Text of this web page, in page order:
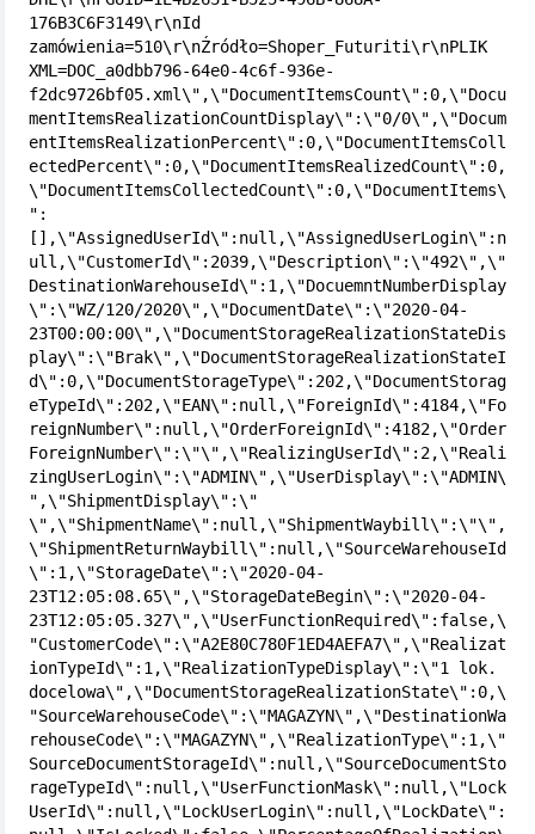
176B3C6F3149\r\nId
zamówienia=510\r\nŹródło=Shoper_Futuriti\r\nPLIK
XML=DOC_a0dbb796-64e0-4c6f-936e-
f2dc9726bf05.xml\",\"DocumentItemsCount\":0,\"Docu
mentItemsRealizationCountDisplay\":\"0/0\",\"Docum
entItemsRealizationPercent\":0,\"DocumentItemsColl
ectedPercent\":0,\"DocumentItemsRealizedCount\":0,
\"DocumentItemsCollectedCount\":0,\"DocumentItems\
":
[],\"AssignedUserId\":null,\"AssignedUserLogin\":n
ull,\"CustomerId\":2039,\"Description\":\"492\",\"
DestinationWarehouseId\":1,\"DocuemntNumberDisplay
\":\"WZ/120/2020\",\"DocumentDate\":\"2020-04-
23T00:00:00\",\"DocumentStorageRealizationStateDis
play\":\"Brak\",\"DocumentStorageRealizationStateI
d\":0,\"DocumentStorageType\":202,\"DocumentStorag
eTypeId\":202,\"EAN\":null,\"ForeignId\":4184,\"Fo
reignNumber\":null,\"OrderForeignId\":4182,\"Order
ForeignNumber\":\"\",\"RealizingUserId\":2,\"Reali
zingUserLogin\":\"ADMIN\",\"UserDisplay\":\"ADMIN\
",\"ShipmentDisplay\":\"
\",\"ShipmentName\":null,\"ShipmentWaybill\":\"\",
\"ShipmentReturnWaybill\":null,\"SourceWarehouseId
\":1,\"StorageDate\":\"2020-04-
23T12:05:08.65\",\"StorageDateBegin\":\"2020-04-
23T12:05:05.327\",\"UserFunctionRequired\":false,\
"CustomerCode\":\"A2E80C780F1ED4AEFA7\",\"Realizat
ionTypeId\":1,\"RealizationTypeDisplay\":\"1 lok.
docelowa\",\"DocumentStorageRealizationState\":0,\
"SourceWarehouseCode\":\"MAGAZYN\",\"DestinationWa
rehouseCode\":\"MAGAZYN\",\"RealizationType\":1,\"
SourceDocumentStorageId\":null,\"SourceDocumentSto
rageTypeId\":null,\"UserFunctionMask\":null,\"Lock
UserId\":null,\"LockUserLogin\":null,\"LockDate\":